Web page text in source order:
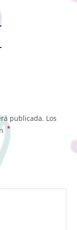
publicada. Los
*